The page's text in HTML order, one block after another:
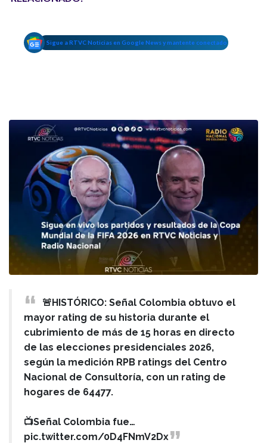
Sigue a RTVC Noticias en Google News y mantente conectado
🚨HISTÓRICO: Señal Colombia obtuvo el
mayor rating de su historia durante el
cubrimiento de más de 15 horas en directo
de las elecciones presidenciales 2026,
según la medición RPB ratings del Centro
Nacional de Consultoría, con un rating de
hogares de 64477.
📺Señal Colombia fue…
pic.twitter.com/0D4FNmV2Dx